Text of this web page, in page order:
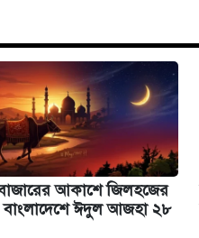
আকাশে জিলহজের
বাংলাদেশে ঈদুল আজহা ২৮